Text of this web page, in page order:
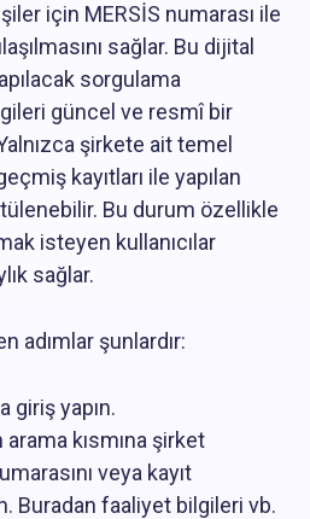
için MERSİS numarası ile
sağlar. Bu dijital
sorgulama
güncel ve resmî bir
şirkete ait temel
kayıtları ile yapılan
Bu durum özellikle
isteyen kullanıcılar
sağlar.
adımlar şunlardır:
giriş yapın.
kısmına şirket
veya kayıt
Buradan faaliyet bilgileri vb.